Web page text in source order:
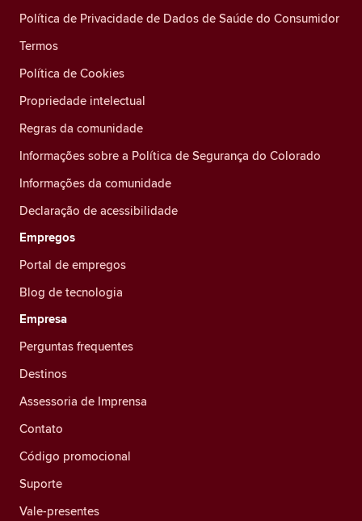
Política de Privacidade de Dados de Saúde do Consumidor
Termos
Política de Cookies
Propriedade intelectual
Regras da comunidade
Informações sobre a Política de Segurança do Colorado
Informações da comunidade
Declaração de acessibilidade
Empregos
Portal de empregos
Blog de tecnologia
Empresa
Perguntas frequentes
Destinos
Assessoria de Imprensa
Contato
Código promocional
Suporte
Vale-presentes